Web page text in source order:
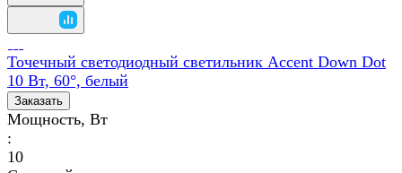
Точечный светодиодный светильник Accent Down Dot
10 Вт, 60°, белый
Заказать
Мощность, Вт
:
10